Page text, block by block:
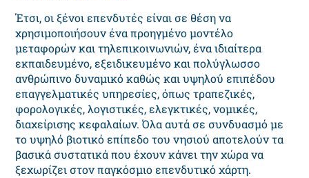
Έτσι, οι ξένοι επενδυτές είναι σε θέση να
χρησιμοποιήσουν ένα προηγμένο μοντέλο
μεταφορών και τηλεπικοινωνιών, ένα ιδιαίτερα
εκπαιδευμένο, εξειδικευμένο και πολύγλωσσο
ανθρώπινο δυναμικό καθώς και υψηλού επιπέδου
επαγγελματικές υπηρεσίες, όπως τραπεζικές,
φορολογικές, λογιστικές, ελεγκτικές, νομικές,
διαχείρισης κεφαλαίων. Όλα αυτά σε συνδυασμό με
το υψηλό βιοτικό επίπεδο του νησιού αποτελούν τα
βασικά συστατικά που έχουν κάνει την χώρα να
ξεχωρίζει στον παγκόσμιο επενδυτικό χάρτη.